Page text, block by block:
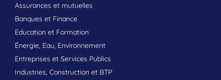
Assurances et mutuelles
Banques et Finance
Education et Formation
Énergie, Eau, Environnement
Entreprises et Services Publics
Industries, Construction et BTP